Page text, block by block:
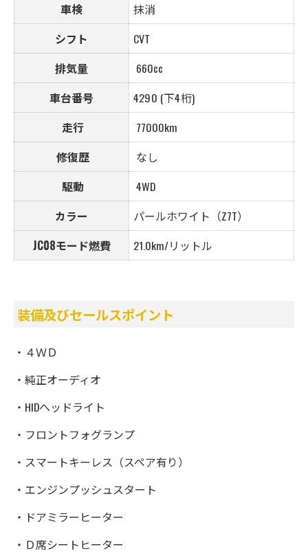
車検
抹消
シフト
CVT
排気量
660cc
車台番号
4290 (下4桁)
走行
77000km
修復歴
なし
駆動
4WD
カラー
パールホワイト（Z7T）
JC08モード燃費
21.0km/リットル
装備及びセールスポイント
・４ＷＤ
・純正オーディオ
・HIDヘッドライト
・フロントフォグランプ
・スマートキーレス（スペア有り）
・エンジンプッシュスタート
・ドアミラーヒーター
・Ｄ席シートヒーター